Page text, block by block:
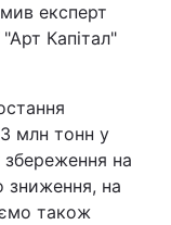
експерт
"Арт Капітал"
млн тонн у
збереження на
зниження, на
також